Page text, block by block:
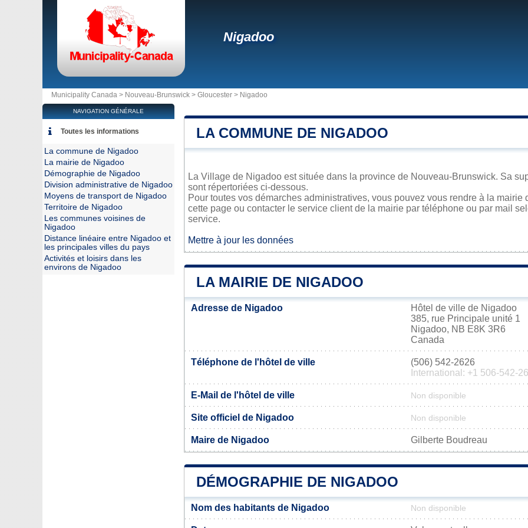
Nigadoo
Municipality Canada > Nouveau-Brunswick > Gloucester > Nigadoo
LA COMMUNE DE NIGADOO
La Village de Nigadoo est située dans la province de Nouveau-Brunswick. Sa
sont répertoriées ci-dessous.
Pour toutes vos démarches administratives, vous pouvez vous rendre à la
cette page ou contacter le service client de la mairie par téléphone ou par mail
service.
Mettre à jour les données
LA MAIRIE DE NIGADOO
Adresse de Nigadoo
Hôtel de ville de Nigadoo
385, rue Principale unité 1
Nigadoo, NB E8K 3R6
Canada
Téléphone de l'hôtel de ville
(506) 542-2626
International: +1 506-542-
E-Mail de l'hôtel de ville Non disponible
Site officiel de Nigadoo Non disponible
Maire de Nigadoo Gilberte Boudreau
DÉMOGRAPHIE DE NIGADOO
Nom des habitants de Nigadoo Non disponible
NAVIGATION GÉNÉRALE
Toutes les informations
La commune de Nigadoo
La mairie de Nigadoo
Démographie de Nigadoo
Division administrative de Nigadoo
Moyens de transport de Nigadoo
Territoire de Nigadoo
Les communes voisines de
Nigadoo
Distance linéaire entre Nigadoo et
les principales villes du pays
Activités et loisirs dans les
environs de Nigadoo